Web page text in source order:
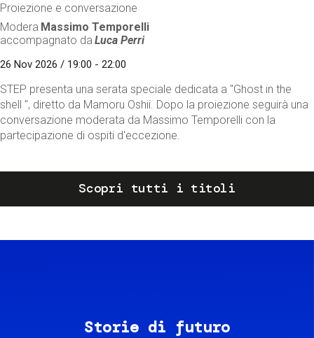
Proiezione e conversazione
Modera Massimo Temporelli
accompagnato da Luca Perri
26 Nov 2026 / 19:00 - 22:00
STEP presenta una serata speciale dedicata a "Ghost in the
shell ", diretto da Mamoru Oshii. Dopo la proiezione seguirà una
conversazione moderata da Massimo Temporelli con la
partecipazione di ospiti d'eccezione.
Scopri tutti i titoli
Storie di futuro